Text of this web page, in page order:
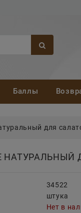
Баллы
для
НАТУРАЛЬНЫЙ
34522
штука
Нет в